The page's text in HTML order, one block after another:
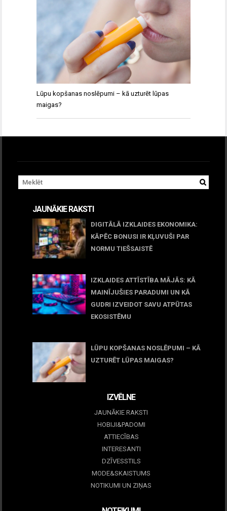
Lūpu kopšanas noslēpumi – kā uzturēt lūpas
maigas?
JAUNĀKIE RAKSTI
DIGITĀLĀ IZKLAIDES EKONOMIKA:
KĀPĒC BONUSI IR KĻUVUŠI PAR
NORMU TIEŠSAISTĒ
IZKLAIDES ATTĪSTĪBA MĀJĀS: KĀ
MAINĪJUŠIES PARADUMI UN KĀ
GUDRI IZVEIDOT SAVU ATPŪTAS
EKOSISTĒMU
LŪPU KOPŠANAS NOSLĒPUMI – KĀ
UZTURĒT LŪPAS MAIGAS?
IZVĒLNE
JAUNĀKIE RAKSTI
HOBIJI&PADOMI
ATTIECĪBAS
INTERESANTI
DZĪVESSTILS
MODE&SKAISTUMS
NOTIKUMI UN ZIŅAS